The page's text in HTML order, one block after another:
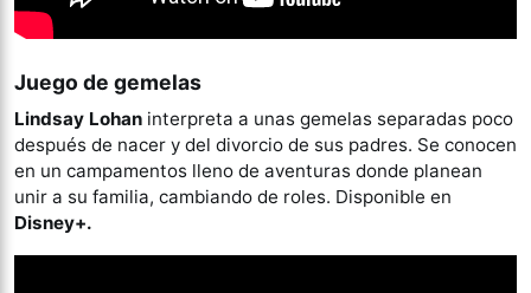
Juego de gemelas
Lindsay Lohan interpreta a unas gemelas separadas poco
después de nacer y del divorcio de sus padres. Se conocen
en un campamentos lleno de aventuras donde planean
unir a su familia, cambiando de roles. Disponible en
Disney+.